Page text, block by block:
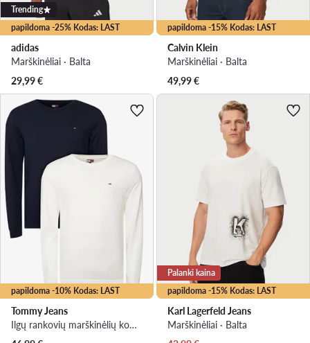
papildoma -25% Kodas: LAST
Trending
adidas
Marškinėliai · Balta
29,99€
papildoma -15% Kodas: LAST
Calvin Klein
Marškinėliai · Balta
49,99€
papildoma -10% Kodas: LAST
Tommy Jeans
Ilgų rankovių marškinėlių komplektas · Tamsiai mėlyna
papildoma -15% Kodas: LAST
Palanki kaina
Karl Lagerfeld Jeans
Marškinėliai · Balta